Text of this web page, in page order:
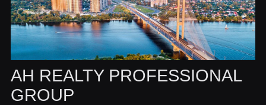
АН REALTY PROFESSIONAL
GROUP